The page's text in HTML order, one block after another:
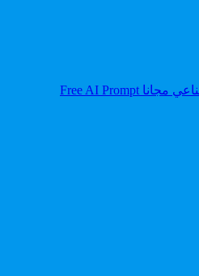
مولد أوامر الذكاء الاصطناعي مجانا Free AI Prompt